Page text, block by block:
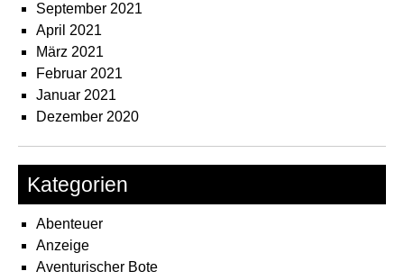
September 2021
April 2021
März 2021
Februar 2021
Januar 2021
Dezember 2020
Kategorien
Abenteuer
Anzeige
Aventurischer Bote